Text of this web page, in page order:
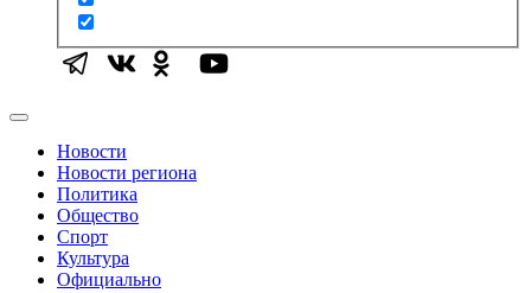
Новости
Новости региона
Политика
Общество
Спорт
Культура
Официально